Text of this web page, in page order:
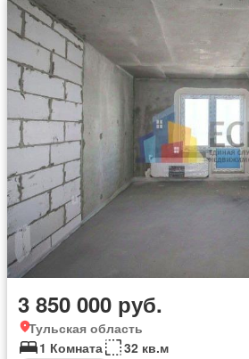
3 850 000 руб.
Тульская область
1 Комната
32 кв.м